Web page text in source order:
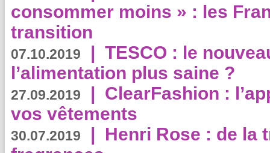
consommer moins » : les
transition
07.10.2019 | TESCO : le
l’alimentation plus saine ?
27.09.2019 | ClearFashion :
vos vêtements
30.07.2019 | Henri Rose : de la